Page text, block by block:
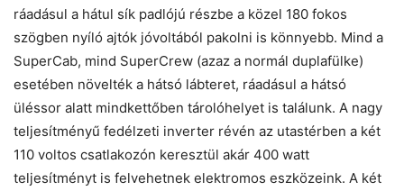
ráadásul a hátul sík padlójú részbe a közel 180 fokos
szögben nyíló ajtók jóvoltából pakolni is könnyebb. Mind a
SuperCab, mind SuperCrew (azaz a normál duplafülke)
esetében növelték a hátsó lábteret, ráadásul a hátsó
üléssor alatt mindkettőben tárolóhelyet is találunk. A nagy
teljesítményű fedélzeti inverter révén az utastérben a két
110 voltos csatlakozón keresztül akár 400 watt
teljesítményt is felvehetnek elektromos eszközeink. A két